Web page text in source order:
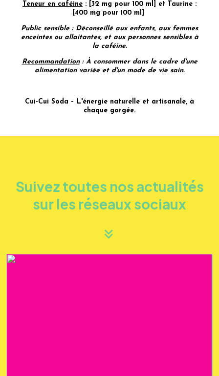
Teneur en caféine : [32 mg pour 100 ml] et Taurine :
[400 mg pour 100 ml]
Public sensible: Déconseillé aux enfants, aux femmes
enceintes ou allaitantes, et aux personnes sensibles à
la caféine.
Recommandation: À consommer dans le cadre d'une
alimentation variée et d'un mode de vie sain.
Cui-Cui Soda – L'énergie naturelle et artisanale, à
chaque gorgée.
Suivez toutes nos actualités
sur les réseaux sociaux
